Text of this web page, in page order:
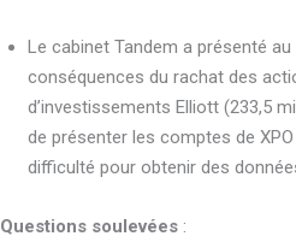
Le cabinet Tandem a présenté
conséquences du rachat des
d’investissements Elliott (233,5
de présenter les comptes de
difficulté pour obtenir des
Questions soulevées :